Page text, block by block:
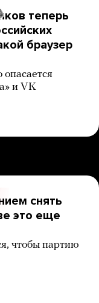
теперь
браузер
опасается
и VK
снять
это еще
чтобы партию